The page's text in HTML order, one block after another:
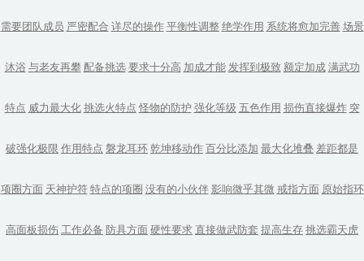
需要团队成员 严密配合 详尽的操作 平衡性调整 绝学作用 系统将愈加完善 场景
沐浴 与老友再攀 配备挑选 要求十分高 加成才能 发挥到极致 额定加成 满武功
特点 威力最大化 挑选火特点 怪物的防护 强化等级 五色作用 损伤直接爆炸 突
破强化极限 作用特点 磐龙耳环 乾坤移动作 百分比添加 最大化堆叠 差距都是
项圈方面 天神护符 特点的项圈 没有的小伙伴 影响微乎其微 戒指方面 原始指环
高面板损伤 工作必备 防具方面 硬性要求 直接做武防套 提高生存 挑选霸天虎